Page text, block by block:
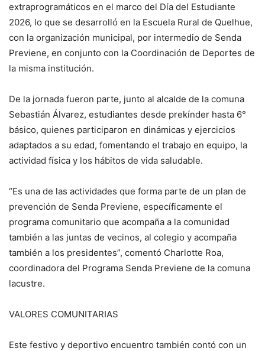
extraprogramáticos en el marco del Día del Estudiante
2026, lo que se desarrolló en la Escuela Rural de Quelhue,
con la organización municipal, por intermedio de Senda
Previene, en conjunto con la Coordinación de Deportes de
la misma institución.
De la jornada fueron parte, junto al alcalde de la comuna
Sebastián Álvarez, estudiantes desde prekínder hasta 6°
básico, quienes participaron en dinámicas y ejercicios
adaptados a su edad, fomentando el trabajo en equipo, la
actividad física y los hábitos de vida saludable.
“Es una de las actividades que forma parte de un plan de
prevención de Senda Previene, específicamente el
programa comunitario que acompaña a la comunidad
también a las juntas de vecinos, al colegio y acompaña
también a los presidentes”, comentó Charlotte Roa,
coordinadora del Programa Senda Previene de la comuna
lacustre.
VALORES COMUNITARIAS
Este festivo y deportivo encuentro también contó con un